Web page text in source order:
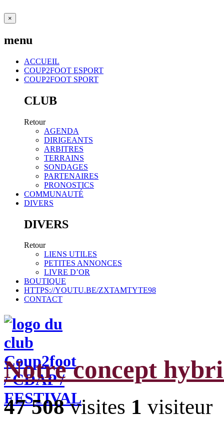
×
menu
ACCUEIL
COUP2FOOT ESPORT
COUP2FOOT SPORT
CLUB
Retour
AGENDA
DIRIGEANTS
ARBITRES
TERRAINS
SONDAGES
PARTENAIRES
PRONOSTICS
COMMUNAUTÉ
DIVERS
DIVERS
Retour
LIENS UTILES
PETITES ANNONCES
LIVRE D’OR
BOUTIQUE
HTTPS://YOUTU.BE/ZXTAMTYTE98
CONTACT
Notre concept
47 508visites 1 visiteur